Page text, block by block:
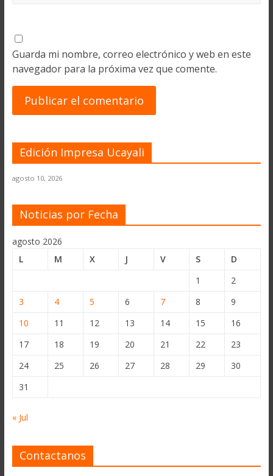
Guarda mi nombre, correo electrónico y web en este
navegador para la próxima vez que comente.
Edición Impresa Ucayali
agosto 10, 2026
Noticias por Fecha
agosto 2026
L
M X J V S
D
1
2
3
4 5 6 7 8
9
10
11 12 13 14 15
16
17
18 19 20 21 22
23
24
25 26 27 28 29
30
31
« Jul
Contactanos